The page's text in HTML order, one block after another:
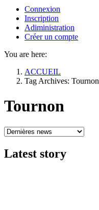
Connexion
Inscription
Adiministration
Créer un compte
You are here:
ACCUEIL
Tag Archives: Tournon
Tournon
Latest story